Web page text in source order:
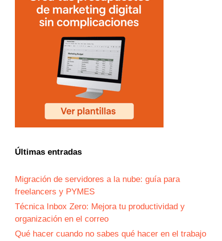
Últimas entradas
Migración de servidores a la nube: guía para
freelancers y PYMES
Técnica Inbox Zero: Mejora tu productividad y
organización en el correo
Qué hacer cuando no sabes qué hacer en el trabajo